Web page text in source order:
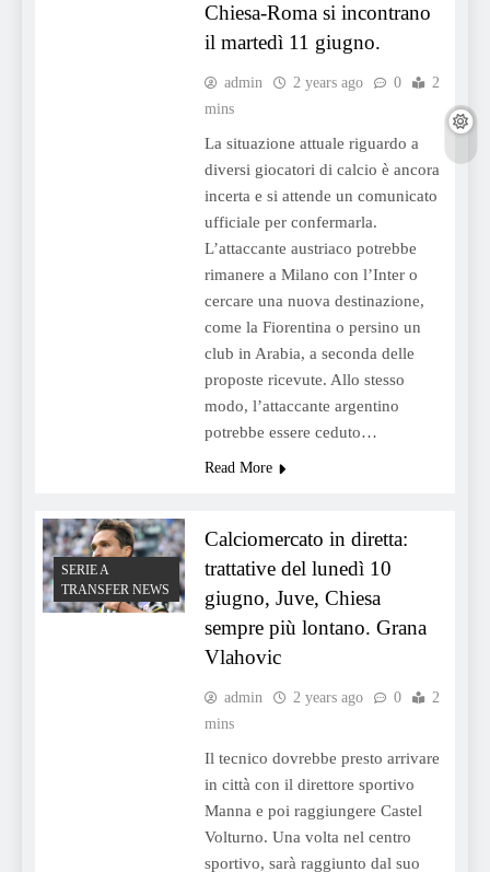
Chiesa-Roma si incontrano
il martedì 11 giugno.
admin 2 years ago 0
2
mins
La situazione attuale riguardo a
diversi giocatori di calcio è ancora
incerta e si attende un comunicato
ufficiale per confermarla.
L’attaccante austriaco potrebbe
rimanere a Milano con l’Inter o
cercare una nuova destinazione,
come la Fiorentina o persino un
club in Arabia, a seconda delle
proposte ricevute. Allo stesso
modo, l’attaccante argentino
potrebbe essere ceduto…
Read More
SERIE A
TRANSFER NEWS
Calciomercato in diretta:
trattative del lunedì 10
giugno, Juve, Chiesa
sempre più lontano. Grana
Vlahovic
admin 2 years ago 0
2
mins
Il tecnico dovrebbe presto arrivare
in città con il direttore sportivo
Manna e poi raggiungere Castel
Volturno. Una volta nel centro
sportivo, sarà raggiunto dal suo